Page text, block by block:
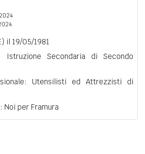
il 19/05/1981
Secondaria di Secondo
Utensilisti ed Attrezzisti di
Noi per Framura